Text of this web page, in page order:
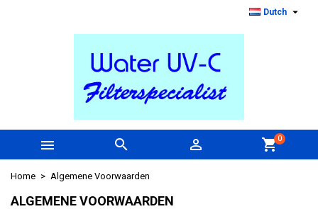
Dutch 
   shopping_cart0
Home Algemene Voorwaarden
ALGEMENE VOORWAARDEN